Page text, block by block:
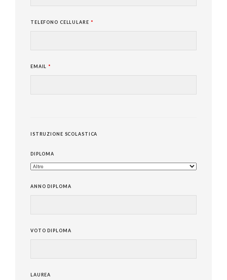
TELEFONO CELLULARE *
EMAIL *
ISTRUZIONE SCOLASTICA
DIPLOMA
ANNO DIPLOMA
VOTO DIPLOMA
LAUREA